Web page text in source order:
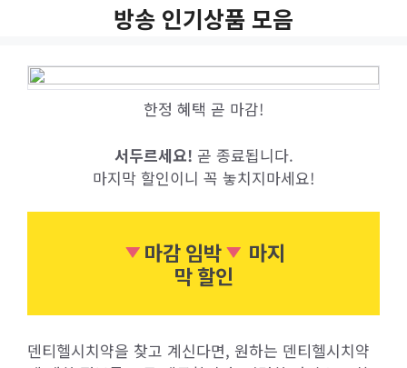
방송 인기상품 모음
한정 혜택 곧 마감!
서두르세요! 곧 종료됩니다.
마지막 할인이니 꼭 놓치지마세요!
마감 임박
마지
막 할인
덴티헬시치약을 찾고 계신다면, 원하는 덴티헬시치약